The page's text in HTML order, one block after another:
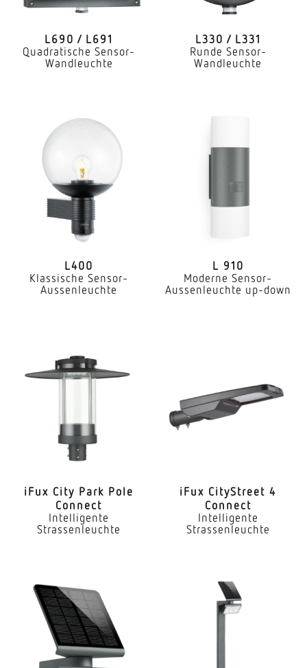
L690 / L691
Quadratische Sensor-
Wandleuchte
L330 / L331
Runde Sensor-
Wandleuchte
L400
Klassische Sensor-
Aussenleuchte
L 910
Moderne Sensor-
Aussenleuchte up-down
iFux City Park Pole
Connect
Intelligente
Strassenleuchte
iFux City­Street 4
Connect
Intelligente
Strassenleuchte